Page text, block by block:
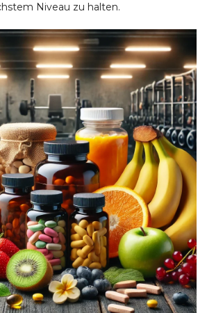
Niveau zu halten.